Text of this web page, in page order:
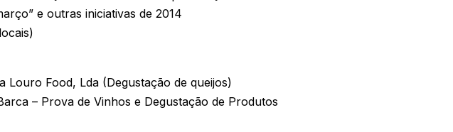
e outras iniciativas de 2014
Louro Food, Lda (Degustação de queijos)
– Prova de Vinhos e Degustação de Produtos